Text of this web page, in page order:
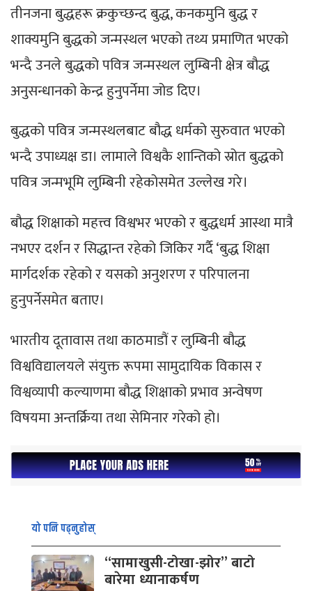
तीनजना बुद्धहरू क्रकुच्छन्द बुद्ध, कनकमुनि बुद्ध र
शाक्यमुनि बुद्धको जन्मस्थल भएको तथ्य प्रमाणित भएको
भन्दै उनले बुद्धको पवित्र जन्मस्थल लुम्बिनी क्षेत्र बौद्ध
अनुसन्धानको केन्द्र हुनुपर्नेमा जोड दिए।
बुद्धको पवित्र जन्मस्थलबाट बौद्ध धर्मको सुरुवात भएको
भन्दै उपाध्यक्ष डा। लामाले विश्वकै शान्तिको स्रोत बुद्धको
पवित्र जन्मभूमि लुम्बिनी रहेकोसमेत उल्लेख गरे।
बौद्ध शिक्षाको महत्त्व विश्वभर भएको र बुद्धधर्म आस्था मात्रै
नभएर दर्शन र सिद्धान्त रहेको जिकिर गर्दै ‘बुद्ध शिक्षा
मार्गदर्शक रहेको र यसको अनुशरण र परिपालना
हुनुपर्नेसमेत बताए।
भारतीय दूतावास तथा काठमाडौं र लुम्बिनी बौद्ध
विश्वविद्यालयले संयुक्त रूपमा सामुदायिक विकास र
विश्वव्यापी कल्याणमा बौद्ध शिक्षाको प्रभाव अन्वेषण
विषयमा अन्तर्क्रिया तथा सेमिनार गरेको हो।
यो पनि पढ्नुहोस्
“सामाखुसी-टोखा-झोर” बाटो
बारेमा ध्यानाकर्षण